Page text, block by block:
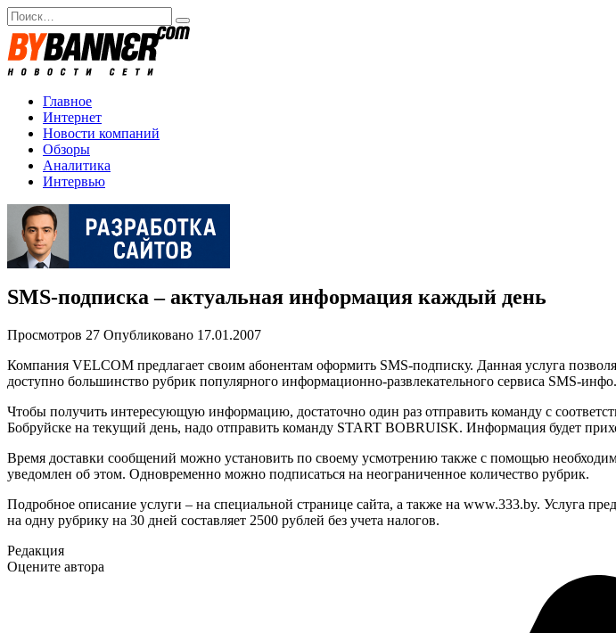
Перейти
к
содержанию
Search
for:
Главное
Интернет
Новости компаний
Обзоры
Аналитика
Интервью
SMS-подписка – актуальная информация каждый день
Просмотров 27 Опубликовано 17.01.2007
Компания VELCOM предлагает своим абонентам оформить SMS-подписку. Данная услуга
доступно большинство рубрик популярного информационно-развлекательного сервиса SMS-инфо.
Чтобы получить интересующую информацию, достаточно один раз отправить команду с
Бобруйске на текущий день, надо отправить команду START BOBRUISK. Информация будет
Время доставки сообщений можно установить по своему усмотрению также с помощью
уведомлен об этом. Одновременно можно подписаться на неограниченное количество рубрик.
Подробное описание услуги – на специальной странице сайта, а также на www.333.by. Услуга
на одну рубрику на 30 дней составляет 2500 рублей без учета налогов.
Редакция
Оцените автора